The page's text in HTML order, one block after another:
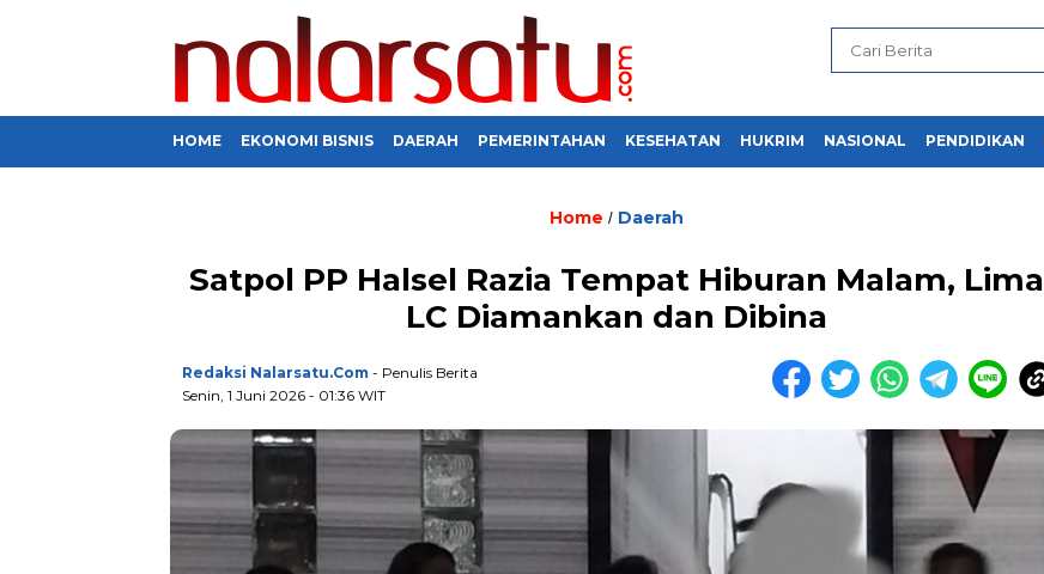
HOME EKONOMI BISNIS DAERAH PEMERINTAHAN KESEHATAN HUKRIM NASIONAL PENDIDIKAN
Home / Daerah
Satpol PP Halsel Razia Tempat Hiburan Malam, Lima
LC Diamankan dan Dibina
Redaksi Nalarsatu.com - Penulis Berita
Senin, 1 Juni 2026 - 01:36 WIT